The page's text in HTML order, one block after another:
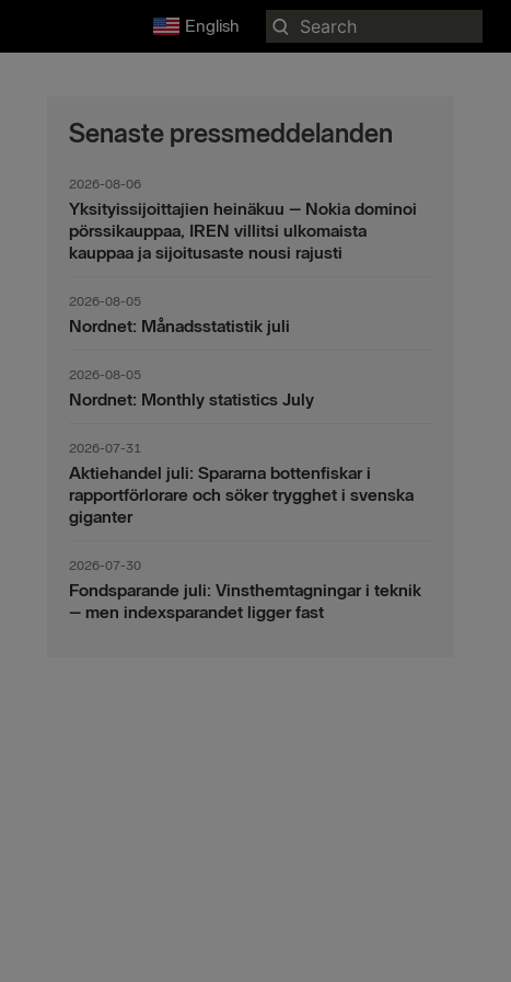
English
Search
for:
Senaste pressmeddelanden
2026-08-06
Yksityissijoittajien heinäkuu – Nokia dominoi
pörssikauppaa, IREN villitsi ulkomaista
kauppaa ja sijoitusaste nousi rajusti
2026-08-05
Nordnet: Månadsstatistik juli
2026-08-05
Nordnet: Monthly statistics July
2026-07-31
Aktiehandel juli: Spararna bottenfiskar i
rapportförlorare och söker trygghet i svenska
giganter
2026-07-30
Fondsparande juli: Vinsthemtagningar i teknik
– men indexsparandet ligger fast